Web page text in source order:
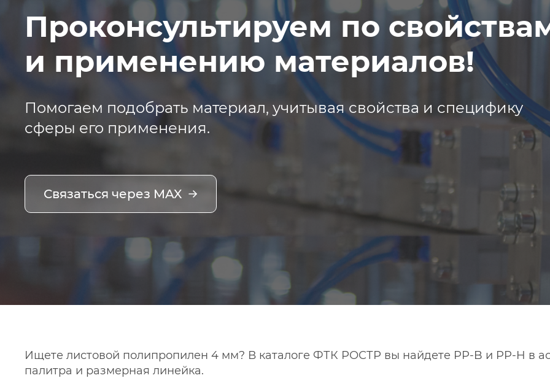
Проконсультируем по
и применению материалов!
Помогаем подобрать материал, учитывая свойства и специфику
сферы его применения.
Связаться через MAX
Ищете листовой полипропилен 4 мм? В каталоге ФТК РОСТР вы найдете PP-B и PP-H в
палитра и размерная линейка.